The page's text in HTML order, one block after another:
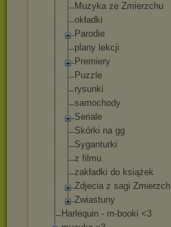
Muzyka ze Zmierzchu
okładki
Parodie
plany lekcji
Premiery
Puzzle
rysunki
samochody
Seriale
Skórki na gg
Syganturki
z filmu
zakładki do książek
Zdjecia z sagi Zmierzch
Zwiastuny
Harlequin - m-booki <3